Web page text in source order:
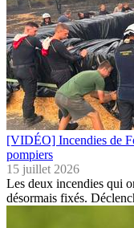
[VIDÉO] Incendies de
pompiers
15 juillet 2026
Les deux incendies qui
désormais fixés.